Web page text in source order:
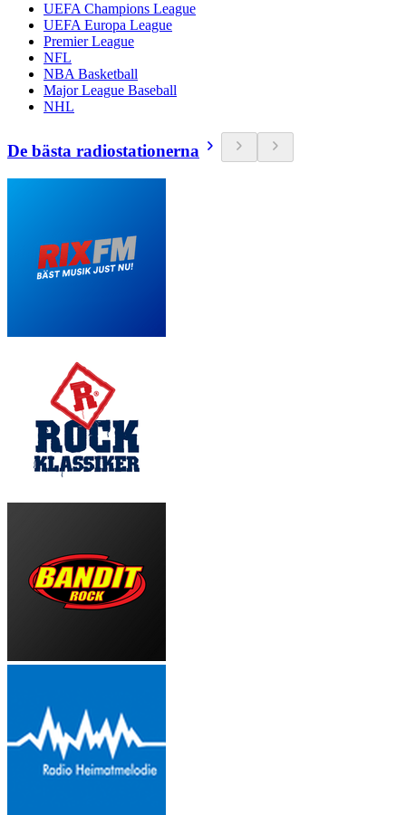
UEFA Champions League
UEFA Europa League
Premier League
NFL
NBA Basketball
Major League Baseball
NHL
De bästa radiostationerna